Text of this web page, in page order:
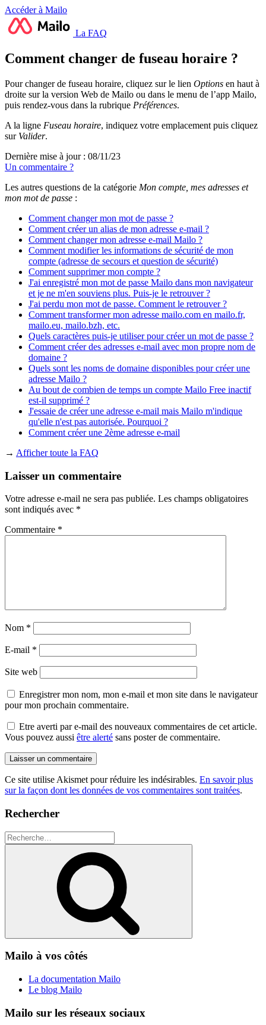
Accéder à Mailo
La FAQ
Comment changer de fuseau horaire ?
Pour changer de fuseau horaire, cliquez sur le lien Options en haut à
droite sur la version Web de Mailo ou dans le menu de l’app Mailo,
puis rendez-vous dans la rubrique Préférences.
A la ligne Fuseau horaire, indiquez votre emplacement puis cliquez
sur Valider.
Dernière mise à jour : 08/11/23
Un commentaire ?
Les autres questions de la catégorie Mon compte, mes adresses et
mon mot de passe :
Comment changer mon mot de passe ?
Comment créer un alias de mon adresse e-mail ?
Comment changer mon adresse e-mail Mailo ?
Comment modifier les informations de sécurité de mon
compte (adresse de secours et question de sécurité)
Comment supprimer mon compte ?
J'ai enregistré mon mot de passe Mailo dans mon navigateur
et je ne m'en souviens plus. Puis-je le retrouver ?
J'ai perdu mon mot de passe. Comment le retrouver ?
Comment transformer mon adresse mailo.com en mailo.fr,
mailo.eu, mailo.bzh, etc.
Quels caractères puis-je utiliser pour créer un mot de passe ?
Comment créer des adresses e-mail avec mon propre nom de
domaine ?
Quels sont les noms de domaine disponibles pour créer une
adresse Mailo ?
Au bout de combien de temps un compte Mailo Free inactif
est-il supprimé ?
J'essaie de créer une adresse e-mail mais Mailo m'indique
qu'elle n'est pas autorisée. Pourquoi ?
Comment créer une 2ème adresse e-mail
→ Afficher toute la FAQ
Laisser un commentaire
Votre adresse e-mail ne sera pas publiée. Les champs obligatoires
sont indiqués avec *
Commentaire *
Nom *
E-mail *
Site web
Enregistrer mon nom, mon e-mail et mon site dans le navigateur
pour mon prochain commentaire.
Etre averti par e-mail des nouveaux commentaires de cet article.
Vous pouvez aussi être alerté sans poster de commentaire.
Ce site utilise Akismet pour réduire les indésirables. En savoir plus
sur la façon dont les données de vos commentaires sont traitées.
Rechercher
Recherche
pour
Mailo à vos côtés
La documentation Mailo
Le blog Mailo
Mailo sur les réseaux sociaux